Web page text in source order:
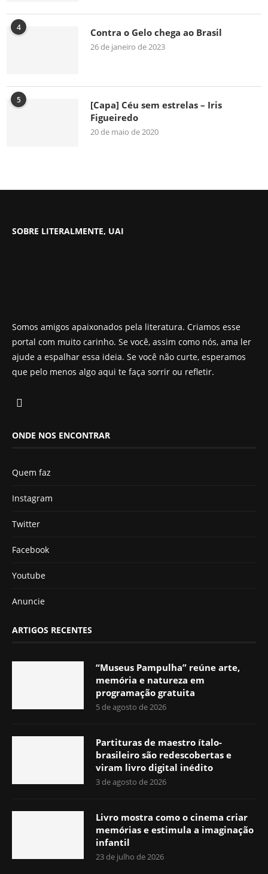
4 Contra o Gelo chega ao Brasil
26 de janeiro de 2023
5
[Capa] Céu sem estrelas – Iris
Figueiredo
20 de maio de 2020
SOBRE LITERALMENTE, UAI
Somos amigos apaixonados pela literatura. Criamos esse
portal com muito carinho. Se você, assim como nós, ama ler
ajude a espalhar essa ideia. Se você não curte, esperamos
que pelo menos algo aqui te faça sorrir ou refletir.
ONDE NOS ENCONTRAR
Quem faz
Instagram
Twitter
Facebook
Youtube
Anuncie
ARTIGOS RECENTES
“Museus Pampulha” reúne arte,
memória e natureza em
programação gratuita
5 de agosto de 2026
Partituras de maestro ítalo-
brasileiro são redescobertas e
viram livro digital inédito
3 de agosto de 2026
Livro mostra como o cinema criar
memórias e estimula a imaginação
infantil
23 de julho de 2026